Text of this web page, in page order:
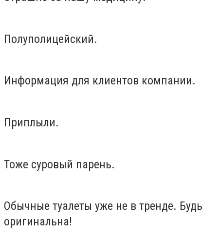
Полуполицейский.
Информация для клиентов компании.
Приплыли.
Тоже суровый парень.
Обычные туалеты уже не в тренде. Будь
оригинальна!